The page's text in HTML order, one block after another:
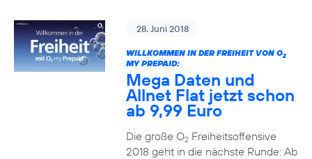
28. Juni 2018
WILLKOMMEN IN DER FREIHEIT VON O2
MY PREPAID:
Mega Daten und
Allnet Flat jetzt schon
ab 9,99 Euro
Die große O2Freiheitsoffensive
2018 geht in die nächste Runde: Ab